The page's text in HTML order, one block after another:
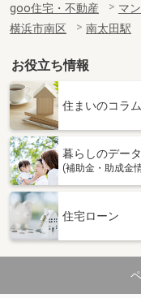
goo住宅・不動産 マ
横浜市南区
南太田駅
お役立ち情報
住まいのコラム
暮らしのデータ
(補助金・助成金
住宅ローン